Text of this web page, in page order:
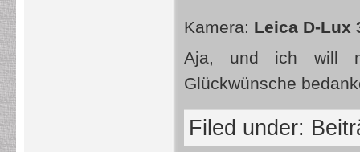
Kamera: Leica D-Lux
Aja, und ich will
Glückwünsche
Filed under: